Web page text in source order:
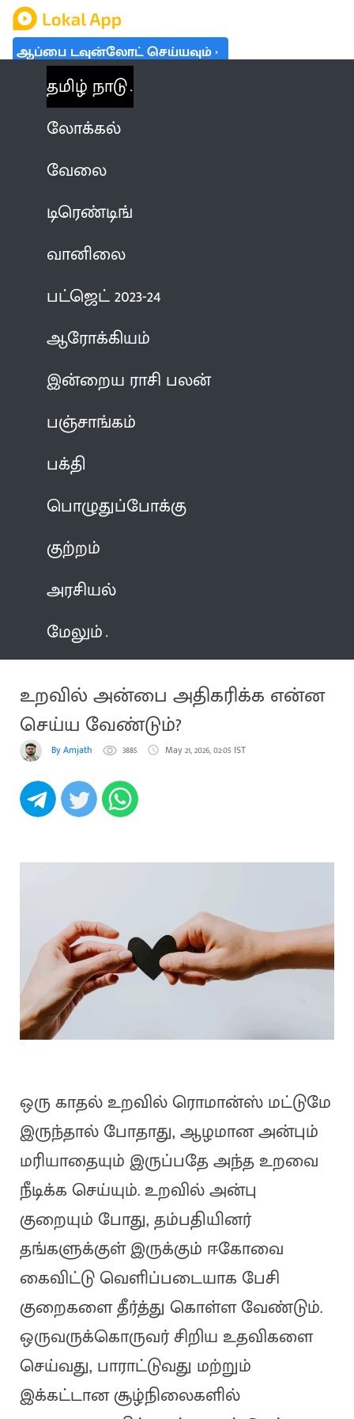
ஆப்பை டவுன்லோட் செய்யவும்
தமிழ் நாடு
லோக்கல்
வேலை
டிரெண்டிங்
வானிலை
பட்ஜெட் 2023-24
ஆரோக்கியம்
இன்றைய ராசி பலன்
பஞ்சாங்கம்
பக்தி
பொழுதுப்போக்கு
குற்றம்
அரசியல்
மேலும்
உறவில் அன்பை அதிகரிக்க என்ன
செய்ய வேண்டும்?
By Amjath 3885 May 21, 2026, 02:05 IST
ஒரு காதல் உறவில் ரொமான்ஸ் மட்டுமே
இருந்தால் போதாது, ஆழமான அன்பும்
மரியாதையும் இருப்பதே அந்த உறவை
நீடிக்க செய்யும். உறவில் அன்பு
குறையும் போது, தம்பதியினர்
தங்களுக்குள் இருக்கும் ஈகோவை
கைவிட்டு வெளிப்படையாக பேசி
குறைகளை தீர்த்து கொள்ள வேண்டும்.
ஒருவருக்கொருவர் சிறிய உதவிகளை
செய்வது, பாராட்டுவது மற்றும்
இக்கட்டான சூழ்நிலைகளில்